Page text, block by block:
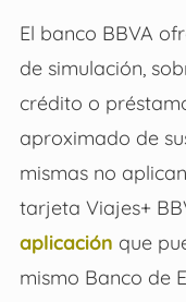
El banco BBVA
de simulación,
crédito o
aproximado de
mismas no
tarjeta Viajes+
aplicación que
mismo Banco de